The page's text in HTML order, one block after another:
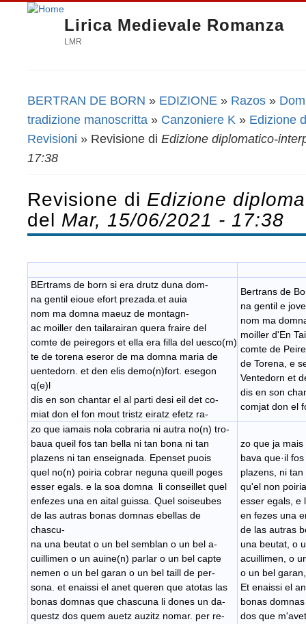
Lirica Medievale Romanza
LMR
Tu sei qui
BERTRAN DE BORN » EDIZIONE » Razos »
tradizione manoscritta » Canzoniere K » Edizione
Revisioni » Revisione di Edizione diplomatico-
17:38
Revisione di Edizione
del Mar, 15/06/2021 - 17:38
BErtrams de born si era drutz duna dom-
na gentil eioue efort prezada.et auia
nom ma domna maeuz de montagn-
ac moiller den tailarairan quera fraire del
comte de peiregors et ella era filla del uesco(m)
te de torena eseror de ma domna maria de
uentedorn. et den elis demo(n)fort. esegon
q(e)l
dis en son chantar el al parti desi eil det co-
miat don el fon mout tristz eiratz efetz ra-
Bertrans de
na gentil e
nom ma
moiller d'En
comte de
de Torena, e
Ventedorn et
dis en son
comjat don el
zo que iamais nola cobraria ni autra no(n) tro-
baua queil fos tan bella ni tan bona ni tan
plazens ni tan enseignada. Epenset puois
quel no(n) poiria cobrar neguna queill poges
esser egals. e la soa domna li conseillet quel
enfezes una en aital guissa. Quel soiseubes
de las autras bonas domnas ebellas de
chascu-
na una beutat o un bel semblan o un bel a-
cuillimen o un auine(n) parlar o un bel capte
nemen o un bel garan o un bel taill de per-
sona. et enaissi el anet queren que atotas las
bonas domnas que chascuna li dones un da-
questz dos quem auetz auzitz nomar. per re-
zo que ja
bava que·il
plazens, ni
qu'el non
esser egals, e
en fezes una
de las autras
una beutat, o
acuillimen, o
o un bel
Et enaissi el
bonas
dos que